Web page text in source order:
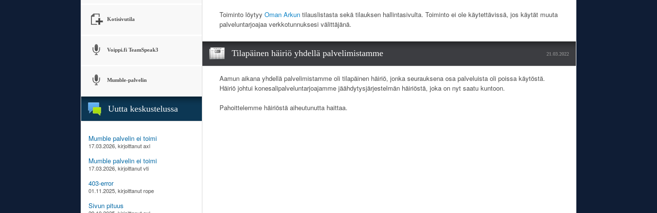
Kotisivutila
Voippi.fi TeamSpeak3
Mumble-palvelin
Uutta keskustelussa
Mumble palvelin ei toimi
17.03.2026, kirjoittanut axl
Mumble palvelin ei toimi
17.03.2026, kirjoittanut vti
403-error
01.11.2025, kirjoittanut rope
Sivun pituus
Toiminto löytyy Oman Arkun tilauslistasta sekä tilauksen hallintasivulta. Toiminto ei ole käytettävissä, jos käytät muuta
palveluntarjoajaa verkkotunnuksesi välittäjänä.
Tilapäinen häiriö yhdellä palvelimistamme 21.03.2022
Aamun aikana yhdellä palvelimistamme oli tilapäinen häiriö, jonka seurauksena osa palveluista oli poissa käytöstä.
Häiriö johtui konesalipalveluntarjoajamme jäähdytysjärjestelmän häiriöstä, joka on nyt saatu kuntoon.
Pahoittelemme häiriöstä aiheutunutta haittaa.